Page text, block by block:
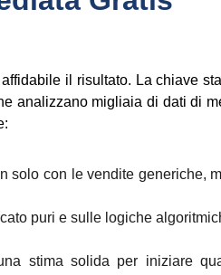
il risultato. La chiave
analizzano migliaia di dati di
solo con le vendite generiche,
puri e sulle logiche
stima solida per iniziare